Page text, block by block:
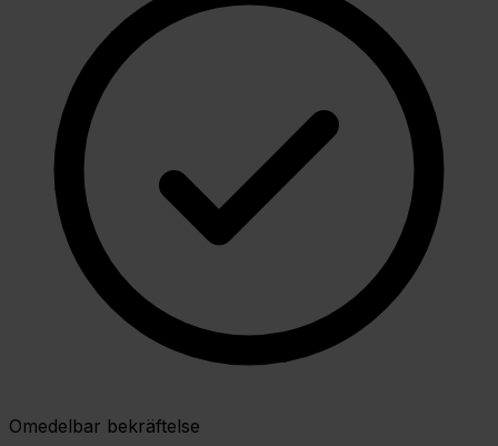
Omedelbar bekräftelse